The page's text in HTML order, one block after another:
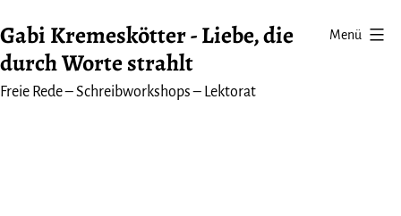
Inhalt
springen
Gabi Kremeskötter - Liebe, die
durch Worte strahlt
Freie Rede – Schreibworkshops – Lektorat
Menü